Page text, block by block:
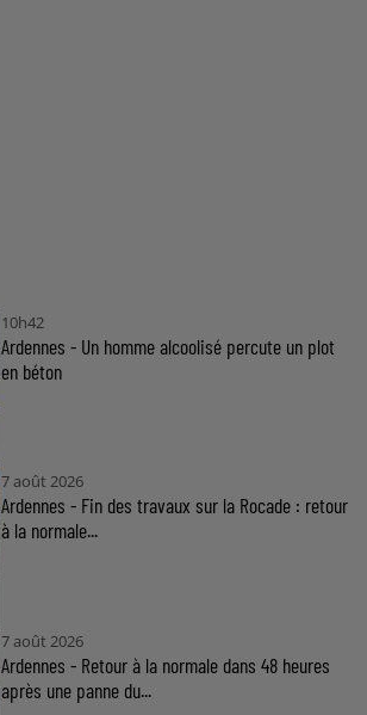
10h42
Ardennes - Un homme alcoolisé percute un plot
en béton
7 août 2026
Ardennes - Fin des travaux sur la Rocade : retour
à la normale...
7 août 2026
Ardennes - Retour à la normale dans 48 heures
après une panne du...